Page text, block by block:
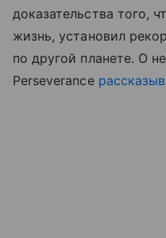
доказательства того,
жизнь, установил
по другой планете. О
Perseverance